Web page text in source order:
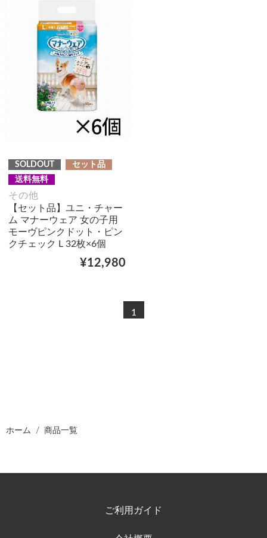
SOLDOUT
セット品
送料無料
その他
【セット品】ユニ・チャー
ム マナーウェア 女の子用
モーヴピンクドット・ピン
クチェック L 32枚×6個
¥12,980
1
ホーム 商品一覧
ご利用ガイド